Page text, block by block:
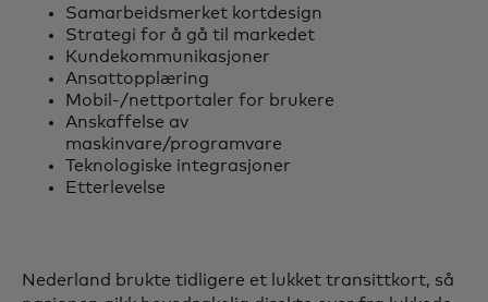
Samarbeidsmerket kortdesign
Strategi for å gå til markedet
Kundekommunikasjoner
Ansattopplæring
Mobil-/nettportaler for brukere
Anskaffelse av
maskinvare/programvare
Teknologiske integrasjoner
Etterlevelse
Nederland brukte tidligere et lukket transittkort, så